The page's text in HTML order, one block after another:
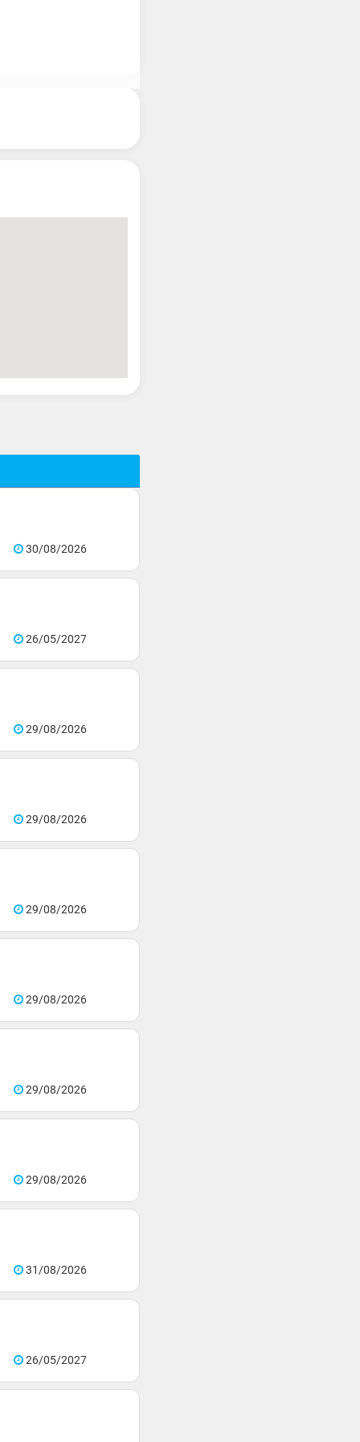
30/08/2026
26/05/2027
29/08/2026
29/08/2026
29/08/2026
29/08/2026
29/08/2026
29/08/2026
31/08/2026
26/05/2027